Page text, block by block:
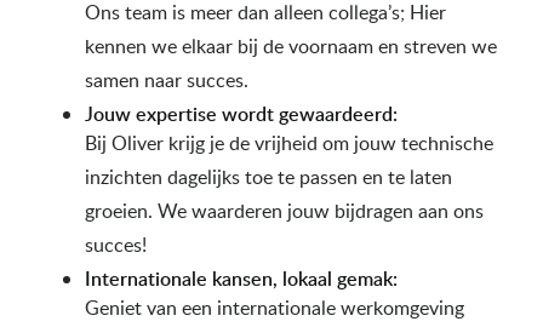
Ons team is meer dan alleen collega’s; Hier
kennen we elkaar bij de voornaam en streven we
samen naar succes.
Jouw expertise wordt gewaardeerd:
Bij Oliver krijg je de vrijheid om jouw technische
inzichten dagelijks toe te passen en te laten
groeien. We waarderen jouw bijdragen aan ons
succes!
Internationale kansen, lokaal gemak:
Geniet van een internationale werkomgeving